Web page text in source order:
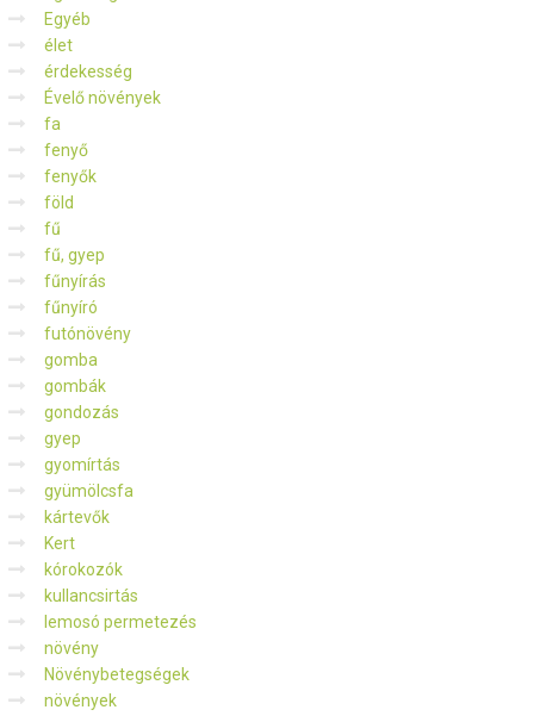
Egyéb
élet
érdekesség
Évelő növények
fa
fenyő
fenyők
föld
fű
fű, gyep
fűnyírás
fűnyíró
futónövény
gomba
gombák
gondozás
gyep
gyomírtás
gyümölcsfa
kártevők
Kert
kórokozók
kullancsirtás
lemosó permetezés
növény
Növénybetegségek
növények